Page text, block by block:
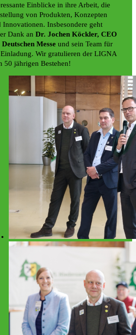
Einblicke in ihre Arbeit, die
von Produkten, Konzepten
Innovationen. Insbesondere geht
Dank an Dr. Jochen Köckler, CEO
Messeund sein Team für
Wir gratulieren der LIGNA
50 jährigen Bestehen!